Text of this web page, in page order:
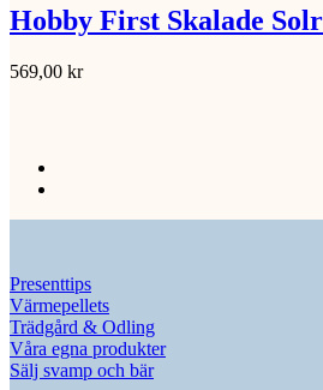
Hobby First Skalade
569,00 kr
Presenttips
Värmepellets
Trädgård & Odling
Våra egna produkter
Sälj svamp och bär